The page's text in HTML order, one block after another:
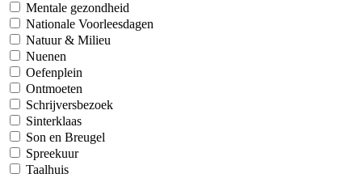
Mentale gezondheid
Nationale Voorleesdagen
Natuur & Milieu
Nuenen
Oefenplein
Ontmoeten
Schrijversbezoek
Sinterklaas
Son en Breugel
Spreekuur
Taalhuis